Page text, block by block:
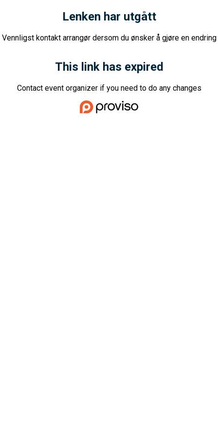
Lenken har utgått
Vennligst kontakt arrangør dersom du ønsker å gjøre en endring
This link has expired
Contact event organizer if you need to do any changes